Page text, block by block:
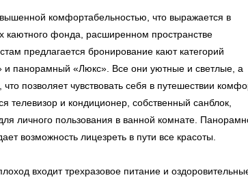
комфортабельностью, что выражается в
каютного фонда, расширенном пространстве
предлагается бронирование кают категорий
панорамный «Люкс». Все они уютные и светлые, а
позволяет чувствовать себя в путешествии
телевизор и кондиционер, собственный санблок,
личного пользования в ванной комнате.
возможность лицезреть в пути все красоты.
входит трехразовое питание и